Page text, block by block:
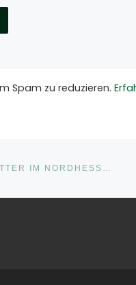
Spam zu reduzieren.
VOLLEY-MÄDELS AUF DEM TREPPCHEN – DRITTER IM NORDHESSEN-POKAL